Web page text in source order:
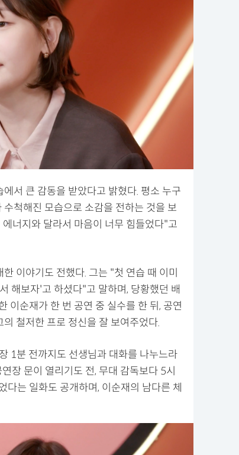
서 큰 감동을 받았다고 밝혔다. 평소 누구
척해진 모습으로 소감을 전하는 것을 보
너지와 달라서 마음이 너무 힘들었다"고
이야기도 전했다. 그는 "첫 연습 때 이미
해보자'고 하셨다"고 말하며, 당황했던 배
이순재가 한 번 공연 중 실수를 한 뒤, 공연
철저한 프로 정신을 잘 보여주었다.
1분 전까지도 선생님과 대화를 나누느라
장 문이 열리기도 전, 무대 감독보다 5시
는 일화도 공개하며, 이순재의 남다른 체